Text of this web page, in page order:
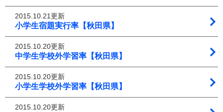
2015.10.21更新
小学生宿題実行率【秋田県】
2015.10.20更新
中学生学校外学習率【秋田県】
2015.10.20更新
小学生学校外学習率【秋田県】
2015.10.20更新